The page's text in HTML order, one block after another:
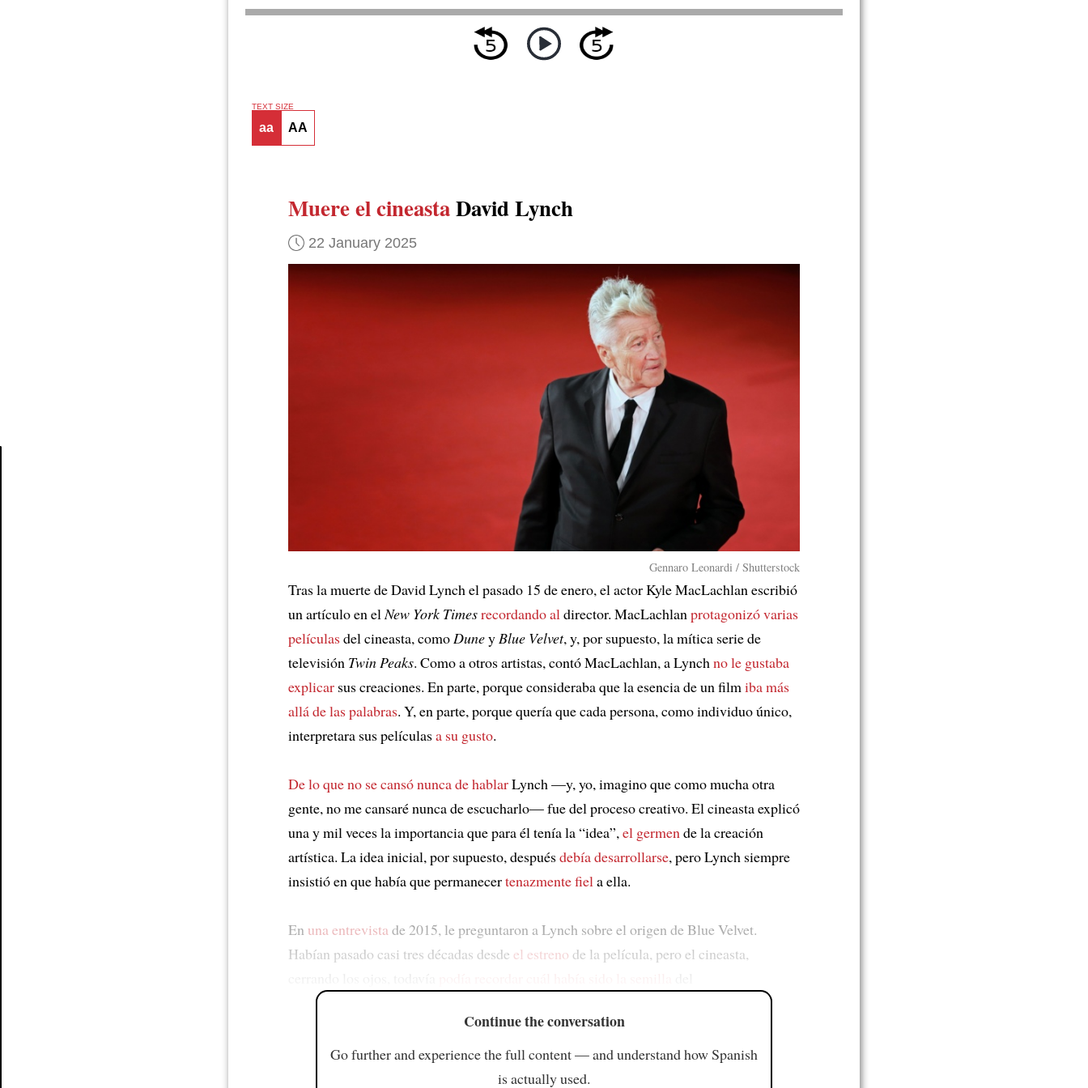
TEXT SIZE
aa AA
Muere el cineastaDavid Lynch
22 January 2025
Gennaro Leonardi / Shutterstock
Tras la muerte de David Lynch el pasado 15 de enero, el actor Kyle MacLachlan escribió
un artículo en el New York Timesrecordando al director. MacLachlan protagonizó varias
películasdel cineasta, como Duney Blue Velvet, y, por supuesto, la mítica serie de
televisión Twin Peaks. Como a otros artistas, contó MacLachlan, a Lynch no le gustaba
explicar sus creaciones. En parte, porque consideraba que la esencia de un film iba más
allá de las palabras. Y, en parte, porque quería que cada persona, como individuo único,
interpretara sus películasa su gusto.
De lo que no se cansó nunca de hablarLynch —y, yo, imagino que como mucha otra
gente, no me cansaré nunca de escucharlo— fue del proceso creativo. El cineasta explicó
una y mil veces la importancia que para él tenía la “idea”, el germen de la creación
artística. La idea inicial, por supuesto, despuésdebía desarrollarse, pero Lynch siempre
insistió en que había que permanecertenazmente fiel a ella.
En una entrevista de 2015, le preguntaron a Lynch sobre el origen de Blue Velvet.
Habían pasado casi tres décadas desde el estreno de la película, pero el cineasta,
Continue the conversation
Go further and experience the full content — and understand how Spanish
is actually used.